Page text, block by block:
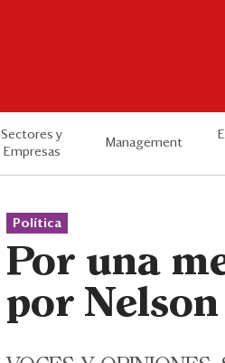
Sectores y
Empresas
Management
Política
Por una
por